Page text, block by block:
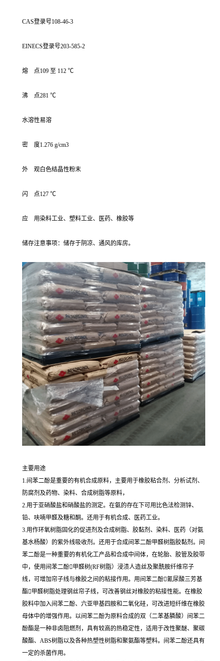
CAS登录号108-46-3
EINECS登录号203-585-2
熔 点109 至 112 ℃
沸 点281 ℃
水溶性易溶
密 度1.276 g/cm3
外 观白色结晶性粉末
闪 点127 ℃
应 用染料工业、塑料工业、医药、橡胶等
储存注意事项：储存于阴凉、通风的库房。
主要用途
1.间苯二酚是重要的有机合成原料，主要用于橡胶粘合剂、分析试剂、
防腐剂及药物、染料、合成树脂等原料，
2.用于亚硝酸盐和硝酸盐的测定。在氨的存在下可用比色法检测锌、
铅、呋喃甲醛及糖和酮。还用于有机合成、医药工业。
3.用作环氧树脂固化的促进剂及合成树脂、胶黏剂、染料、医药（对氨
基水杨酸）的紫外线吸收剂。还用于合成间苯二酚甲醛树脂胶黏剂。间
苯二酚是一种重要的有机化工产品和合成中间体，在轮胎、胶管及胶带
中，使用间苯二酚甲醛树(RF树脂）浸渍人造丝及聚酰胺纤维帘子
线，可增加帘子线与橡胶之间的粘接作用。用间苯二酚氰尿酸三芳基
酯甲醛树脂处理钢丝帘子线，可改善钢丝对橡胶的粘接性能。在橡胶
胶料中加入间苯二酚、六亚甲基四胺和二氧化硅，可改进短纤维在橡胶
母体中的增强作用。以间苯二酚为原料合成的双（二苯基膦酸）间苯二
酚酯是一种非卤阻燃剂，具有较高的热稳定性，适用于改性聚醚、聚碳
酸酯、ABS树脂以及各种热塑性树脂和聚氨酯等塑料。间苯二酚还具有
一定的杀菌作用。